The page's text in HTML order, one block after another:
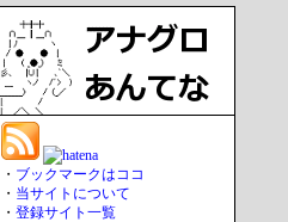
・ ブックマークはココ
・ 当サイトについて
・ 登録サイト一覧